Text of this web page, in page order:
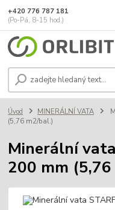
+420 776 787 181
(Po-Pá, 8-15 hod.)
Úvod MINERÁLNÍ VATA
(5,76 m2/bal.)
Minerální
200 mm